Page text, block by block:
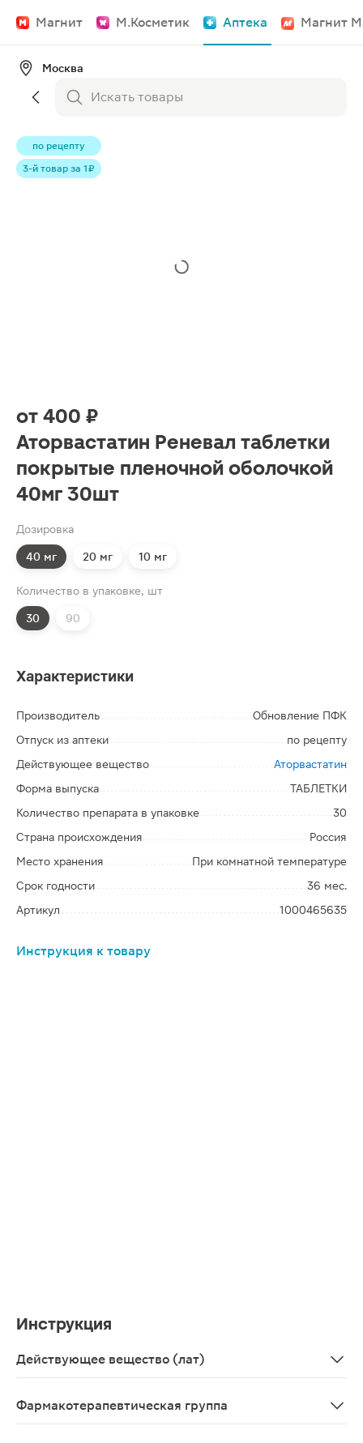
Магнит М.Косметик Аптека Магнит
Москва
по рецепту
3-й товар за 1 ₽
от 400 ₽
Аторвастатин Реневал таблетки
покрытые пленочной оболочкой
40мг 30шт
Дозировка
40 мг 20 мг 10 мг
Количество в упаковке, шт
30 90
Характеристики
Производитель
Обновление ПФК
Отпуск из аптеки
по рецепту
Действующее вещество
Аторвастатин
Форма выпуска
ТАБЛЕТКИ
Количество препарата в упаковке
30
Страна происхождения
Россия
Место хранения
При комнатной температуре
Срок годности
36 мес.
Артикул
1000465635
Инструкция к товару
Инструкция
Действующее вещество (лат)
Фармакотерапевтическая группа